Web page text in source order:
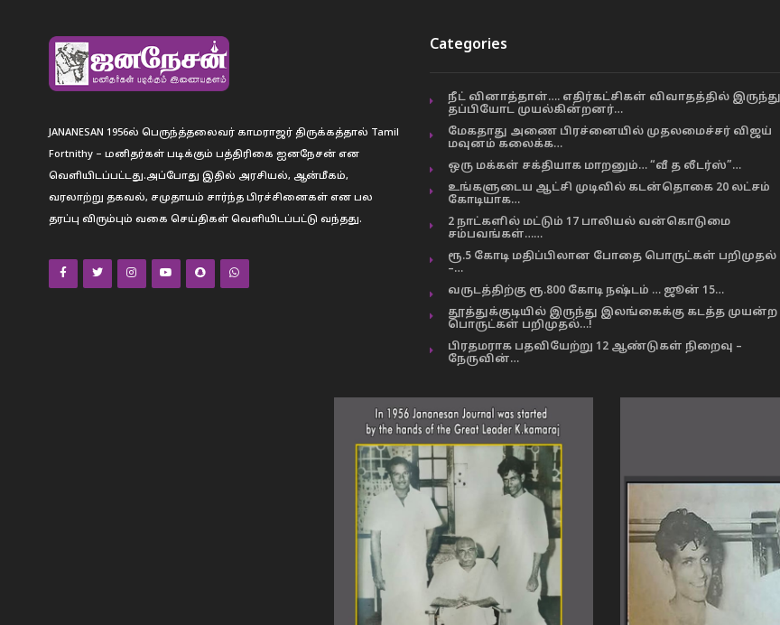
JANANESAN 1956ல் பெருந்த்தலைவர் காமராஜர் திருக்கத்தால் Tamil
Fortnithy – மனிதர்கள் படிக்கும் பத்திரிகை ஐனநேசன் என
வெளியிடப்பட்டது.அப்போது இதில் அரசியல், ஆன்மீகம்,
வரலாற்று தகவல், சமுதாயம் சார்ந்த பிரச்சினைகள் என பல
தரப்பு விரும்பும் வகை செய்திகள் வெளியிடப்பட்டு வந்தது.
Categories
நீட் வினாத்தாள்…. எதிர்கட்சிகள் விவாதத்தில் இருந்து
தப்பியோட முயல்கின்றனர்…
மேகதாது அணை பிரச்னையில் முதலமைச்சர் விஜய்
மவுனம் கலைக்க…
ஒரு மக்கள் சக்தியாக மாறனும்… “வீ த லீடர்ஸ்”…
உங்களுடைய ஆட்சி முடிவில் கடன்தொகை 20 லட்சம்
கோடியாக…
2 நாட்களில் மட்டும் 17 பாலியல் வன்கொடுமை
சம்பவங்கள்……
ரூ.5 கோடி மதிப்பிலான போதை பொருட்கள் பறிமுதல்
–…
வருடத்திற்கு ரூ.800 கோடி நஷ்டம் … ஜூன் 15…
தூத்துக்குடியில் இருந்து இலங்கைக்கு கடத்த முயன்ற
பொருட்கள் பறிமுதல்…!
பிரதமராக பதவியேற்று 12 ஆண்டுகள் நிறைவு –
நேருவின்…